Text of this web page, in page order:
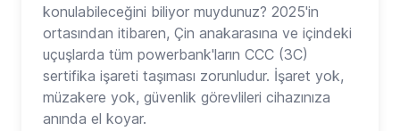
konulabileceğini biliyor muydunuz? 2025'in
ortasından itibaren, Çin anakarasına ve içindeki
uçuşlarda tüm powerbank'ların CCC (3C)
sertifika işareti taşıması zorunludur. İşaret yok,
müzakere yok, güvenlik görevlileri cihazınıza
anında el koyar.